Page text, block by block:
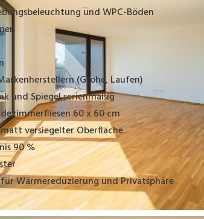
und WPC-Böden
(Grohe, Laufen)
und Spiegel serienmäßig
60 x 60 cm
versiegelter Oberfläche
90 %
Wärmereduzierung und Privatsphäre